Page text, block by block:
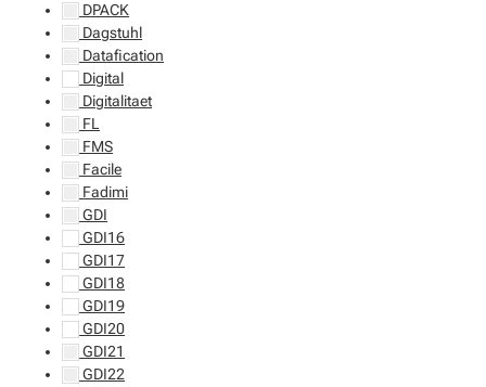
DPACK
Dagstuhl
Datafication
Digital
Digitalitaet
FL
FMS
Facile
Fadimi
GDI
GDI16
GDI17
GDI18
GDI19
GDI20
GDI21
GDI22